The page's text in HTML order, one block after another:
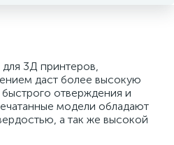
3Д принтеров,
даст более высокую
отверждения и
модели обладают
а так же высокой